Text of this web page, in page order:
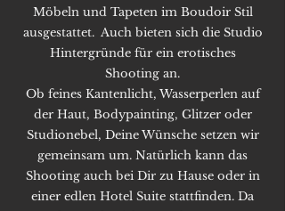
Möbeln und Tapeten im Boudoir Stil
ausgestattet. Auch bieten sich die Studio
Hintergründe für ein erotisches
Shooting an.
Ob feines Kantenlicht, Wasserperlen auf
der Haut, Bodypainting, Glitzer oder
Studionebel, Deine Wünsche setzen wir
gemeinsam um. Natürlich kann das
Shooting auch bei Dir zu Hause oder in
einer edlen Hotel Suite stattfinden. Da